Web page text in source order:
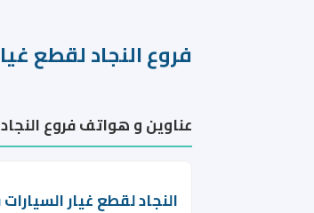
فروع النجاد لقطع
عناوين و هواتف فروع
النجاد لقطع غيار